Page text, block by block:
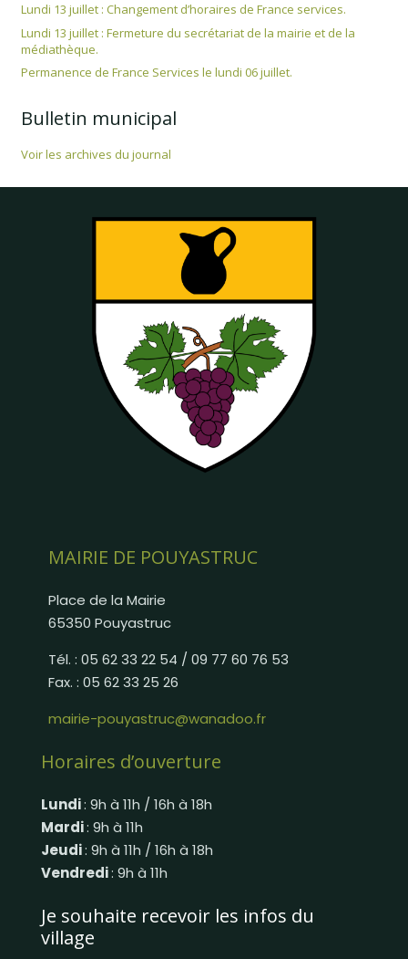
Lundi 13 juillet : Changement d’horaires de France services.
Lundi 13 juillet : Fermeture du secrétariat de la mairie et de la
médiathèque.
Permanence de France Services le lundi 06 juillet.
Bulletin municipal
Voir les archives du journal
MAIRIE DE POUYASTRUC
Place de la Mairie
65350 Pouyastruc
Tél. : 05 62 33 22 54 / 09 77 60 76 53
Fax. : 05 62 33 25 26
mairie-pouyastruc@wanadoo.fr
Horaires d’ouverture
Lundi: 9h à 11h / 16h à 18h
Mardi: 9h à 11h
Jeudi: 9h à 11h / 16h à 18h
Vendredi: 9h à 11h
Je souhaite recevoir les infos du
village